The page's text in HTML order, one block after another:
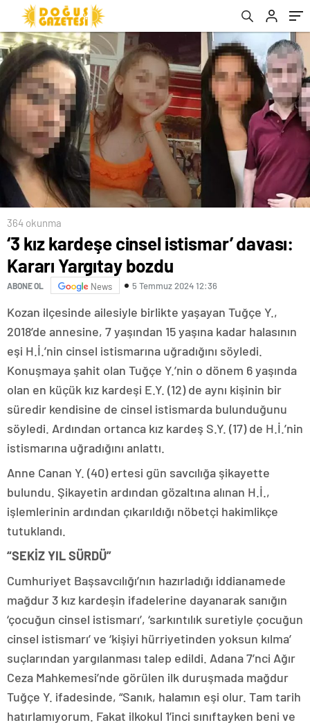
364 okunma
‘3 kız kardeşe cinsel istismar’ davası:
Kararı Yargıtay bozdu
ABONE OL News 5 Temmuz 2024 12:36
Kozan ilçesinde ailesiyle birlikte yaşayan Tuğçe Y.,
2018’de annesine, 7 yaşından 15 yaşına kadar halasının
eşi H.İ.’nin cinsel istismarına uğradığını söyledi.
Konuşmaya şahit olan Tuğçe Y.’nin o dönem 6 yaşında
olan en küçük kız kardeşi E.Y. (12) de aynı kişinin bir
süredir kendisine de cinsel istismarda bulunduğunu
söyledi. Ardından ortanca kız kardeş S.Y. (17) de H.İ.’nin
istismarına uğradığını anlattı.
Anne Canan Y. (40) ertesi gün savcılığa şikayette
bulundu. Şikayetin ardından gözaltına alınan H.İ.,
işlemlerinin ardından çıkarıldığı nöbetçi hakimlikçe
tutuklandı.
“SEKİZ YIL SÜRDÜ”
Cumhuriyet Başsavcılığı’nın hazırladığı iddianamede
mağdur 3 kız kardeşin ifadelerine dayanarak sanığın
‘çocuğun cinsel istismarı’, ‘sarkıntılık suretiyle çocuğun
cinsel istismarı’ ve ‘kişiyi hürriyetinden yoksun kılma’
suçlarından yargılanması talep edildi. Adana 7’nci Ağır
Ceza Mahkemesi’nde görülen ilk duruşmada mağdur
Tuğçe Y. ifadesinde, “Sanık, halamın eşi olur. Tam tarih
hatırlamıyorum. Fakat ilkokul 1’inci sınıftayken beni ve
Başkanlığı’nı istedi, vermeyince…’